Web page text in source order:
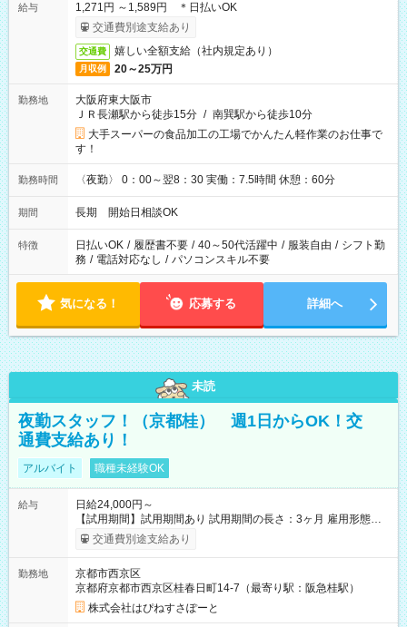
給与
1,271円 ～1,589円 ＊日払いOK
交通費別途支給あり
交通費 嬉しい全額支給（社内規定あり）
月収例 20～25万円
勤務地
大阪府東大阪市
ＪＲ長瀬駅から徒歩15分 / 南巽駅から徒歩10分
大手スーパーの食品加工の工場でかんたん軽作業のお仕事で
す！
勤務時間 〈夜勤〉 0：00～翌8：30 実働：7.5時間 休憩：60分
期間 長期 開始日相談OK
特徴 日払いOK / 履歴書不要 / 40～50代活躍中 / 服装自由 / シフト勤
務 / 電話対応なし / パソコンスキル不要
気になる！ 応募する 詳細へ
未読
夜勤スタッフ！（京都桂） 週1日からOK！交
通費支給あり！
アルバイト 職種未経験OK
給与
日給24,000円～
【試用期間】試用期間あり 試用期間の長さ：3ヶ月 雇用形態、
給与は本採用時と同じです。
交通費別途支給あり
勤務地
京都市西京区
京都府京都市西京区桂春日町14-7（最寄り駅：阪急桂駅）
株式会社はぴねすさぽーと